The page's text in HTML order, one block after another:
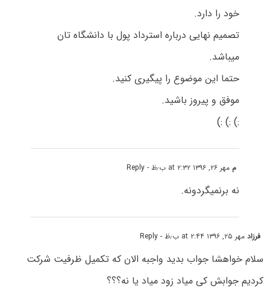
خود را دارد.
تصمیم نهایی درباره استرداد پول با دانشگاه تان
میباشد.
حتما این موضوع را پیگیری کنید.
موفق و پیروز باشید.
:) :) :)
م مهر ۲۶, ۱۳۹۶ at ۲:۳۲ ب٫ظ - Reply
نه برنمیگردونه.
فرزادمهر ۲۵, ۱۳۹۶ at ۲:۴۴ ب٫ظ - Reply
سلام خواهشا جواب بدید واجبه الان که تکمیل ظرفیت شرکت
کردیم جوابش کی میاد زود میاد یا نه؟؟؟